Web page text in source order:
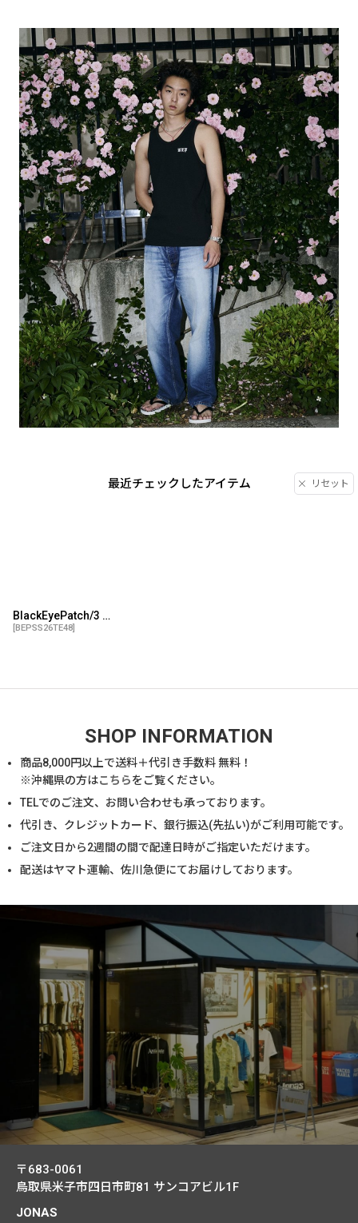
最近チェックしたアイテム リセット
BlackEyePatch/3 LETTER OE THERMAL TANK TOP（BLACK）
[BEPSS26TE48]
SHOP INFORMATION
商品8,000円以上で送料＋代引き手数料 無料！
※沖縄県の方はこちらをご覧ください。
TELでのご注文、お問い合わせも承っております。
代引き、クレジットカード、銀行振込(先払い)がご利用可能です。
ご注文日から2週間の間で配達日時がご指定いただけます。
配送はヤマト運輸、佐川急便にてお届けしております。
〒683-0061
鳥取県米子市四日市町81 サンコアビル1F
JONAS